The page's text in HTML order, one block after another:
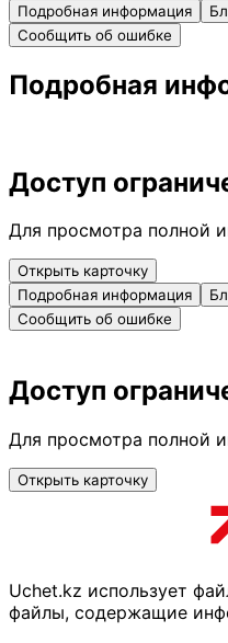
Подробная информация
Сообщить об ошибке
Подробная
Доступ
Для просмотра полной
Открыть карточку
Подробная информация
Сообщить об ошибке
Доступ
Для просмотра полной
Открыть карточку
Uchet.kz использует
файлы, содержащие